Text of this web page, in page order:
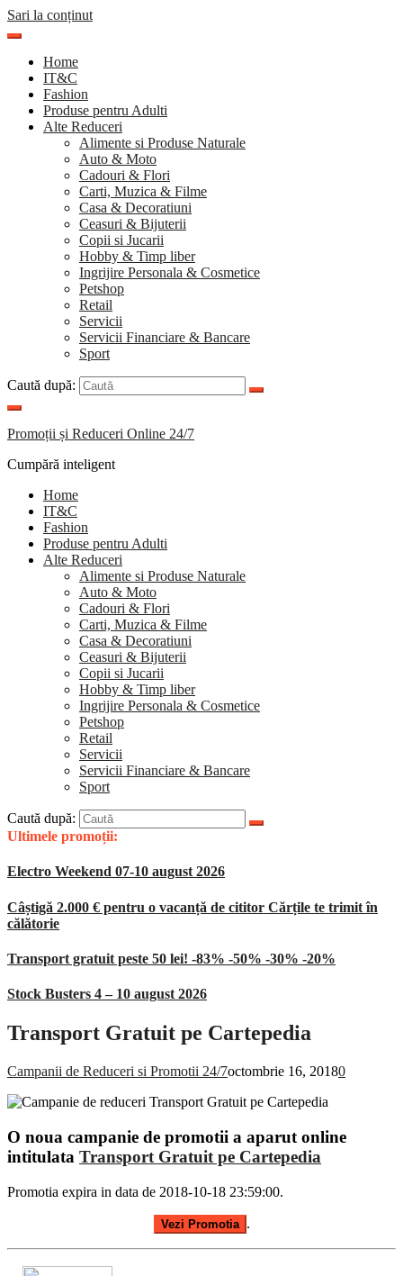
Sari la conținut
Home
IT&C
Fashion
Produse pentru Adulti
Alte Reduceri
Alimente si Produse Naturale
Auto & Moto
Cadouri & Flori
Carti, Muzica & Filme
Casa & Decoratiuni
Ceasuri & Bijuterii
Copii si Jucarii
Hobby & Timp liber
Ingrijire Personala & Cosmetice
Petshop
Retail
Servicii
Servicii Financiare & Bancare
Sport
Caută după:
Promoții și Reduceri Online 24/7
Cumpără inteligent
Home
IT&C
Fashion
Produse pentru Adulti
Alte Reduceri
Alimente si Produse Naturale
Auto & Moto
Cadouri & Flori
Carti, Muzica & Filme
Casa & Decoratiuni
Ceasuri & Bijuterii
Copii si Jucarii
Hobby & Timp liber
Ingrijire Personala & Cosmetice
Petshop
Retail
Servicii
Servicii Financiare & Bancare
Sport
Caută după:
Ultimele promoții:
Electro Weekend 07-10 august 2026
Câștigă 2.000 € pentru o vacanță de cititor Cărțile te trimit în
călătorie
Transport gratuit peste 50 lei! -83% -50% -30% -20%
Stock Busters 4 – 10 august 2026
Transport Gratuit pe Cartepedia
Campanii de Reduceri si Promotii 24/7octombrie 16, 20180
O noua campanie de promotii a aparut online
intitulata Transport Gratuit pe Cartepedia
Promotia expira in data de 2018-10-18 23:59:00.
Vezi Promotia .